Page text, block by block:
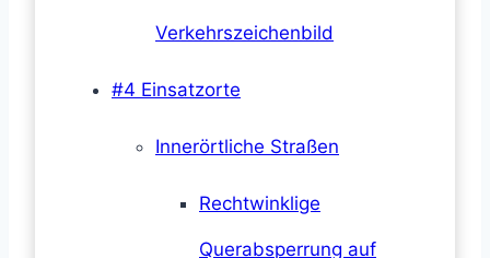
Verkehrszeichenbild
#4 Einsatzorte
Innerörtliche Straßen
Rechtwinklige
Querabsperrung auf